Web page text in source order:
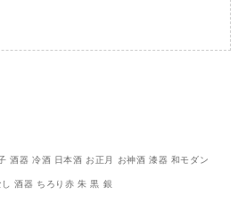
酒器 冷酒 日本酒 お正月 お神酒 漆器 和モダン
し 酒器 ちろり赤 朱 黒 銀